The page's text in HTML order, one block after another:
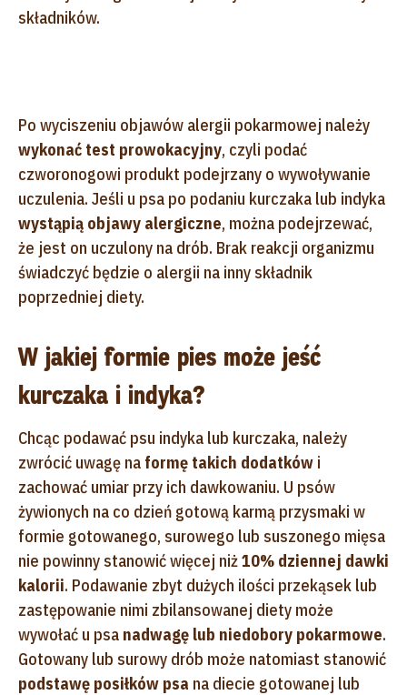
składników.
Po wyciszeniu objawów alergii pokarmowej należy
wykonać test prowokacyjny, czyli podać
czworonogowi produkt podejrzany o wywoływanie
uczulenia. Jeśli u psa po podaniu kurczaka lub indyka
wystąpią objawy alergiczne, można podejrzewać,
że jest on uczulony na drób. Brak reakcji organizmu
świadczyć będzie o alergii na inny składnik
poprzedniej diety.
W jakiej formie pies może jeść
kurczaka i indyka?
Chcąc podawać psu indyka lub kurczaka, należy
zwrócić uwagę na formę takich dodatków i
zachować umiar przy ich dawkowaniu. U psów
żywionych na co dzień gotową karmą przysmaki w
formie gotowanego, surowego lub suszonego mięsa
nie powinny stanowić więcej niż10% dziennej dawki
kalorii. Podawanie zbyt dużych ilości przekąsek lub
zastępowanie nimi zbilansowanej diety może
wywołać u psa nadwagę lub niedobory pokarmowe.
Gotowany lub surowy drób może natomiast stanowić
podstawę posiłków psa na diecie gotowanej lub